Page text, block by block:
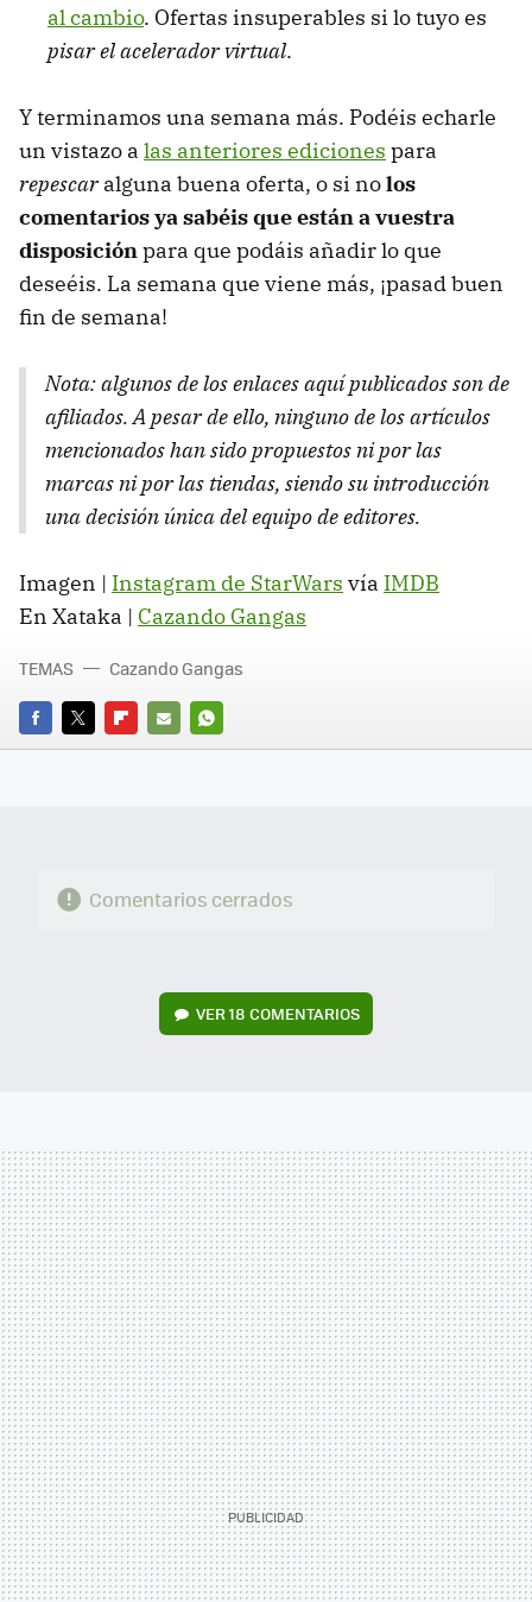
al cambio. Ofertas insuperables si lo tuyo es
pisar el acelerador virtual.
Y terminamos una semana más. Podéis echarle
un vistazo a las anteriores ediciones para
repescaralguna buena oferta, o si nolos
comentarios ya sabéis que están a vuestra
disposiciónpara que podáis añadir lo que
deseéis. La semana que viene más, ¡pasad buen
fin de semana!
Nota: algunos de los enlaces aquí publicados son de
afiliados. A pesar de ello, ninguno de los artículos
mencionados han sido propuestos ni por las
marcas ni por las tiendas, siendo su introducción
una decisión única del equipo de editores.
Imagen | Instagram de StarWars vía IMDB
En Xataka | Cazando Gangas
FACEBOOK
TWITTERFLIPBOARD
E-
WHATSAPP
TEMAS Cazando Gangas
Comentarios cerrados
VER18 COMENTARIOS